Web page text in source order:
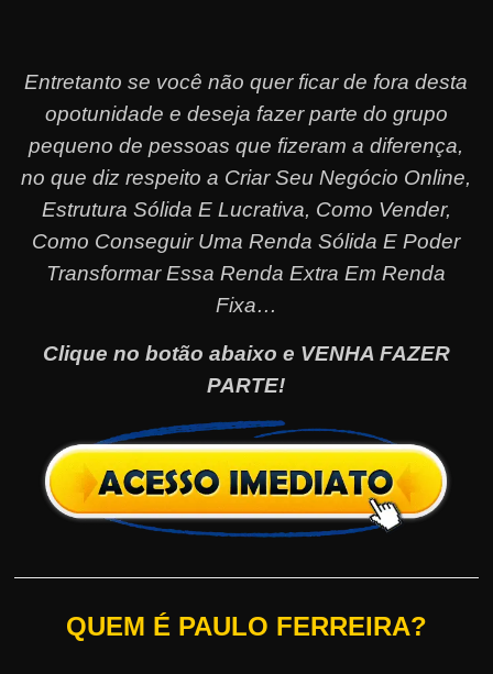
Entretanto se você não quer ficar de fora desta
opotunidade e deseja fazer parte do grupo
pequeno de pessoas que fizeram a diferença,
no que diz respeito a Criar Seu Negócio Online,
Estrutura Sólida E Lucrativa, Como Vender,
Como Conseguir Uma Renda Sólida E Poder
Transformar Essa Renda Extra Em Renda
Fixa…
Clique no botão abaixo e VENHA FAZER
PARTE!
QUEM É PAULO FERREIRA?